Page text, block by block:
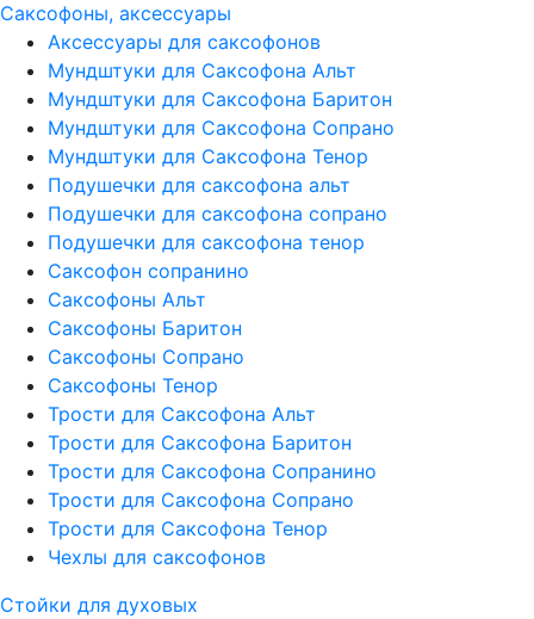
Саксофоны, аксессуары
Аксессуары для саксофонов
Мундштуки для Саксофона Альт
Мундштуки для Саксофона Баритон
Мундштуки для Саксофона Сопрано
Мундштуки для Саксофона Тенор
Подушечки для саксофона альт
Подушечки для саксофона сопрано
Подушечки для саксофона тенор
Саксофон сопранино
Саксофоны Альт
Саксофоны Баритон
Саксофоны Сопрано
Саксофоны Тенор
Трости для Саксофона Альт
Трости для Саксофона Баритон
Трости для Саксофона Сопранино
Трости для Саксофона Сопрано
Трости для Саксофона Тенор
Чехлы для саксофонов
Стойки для духовых